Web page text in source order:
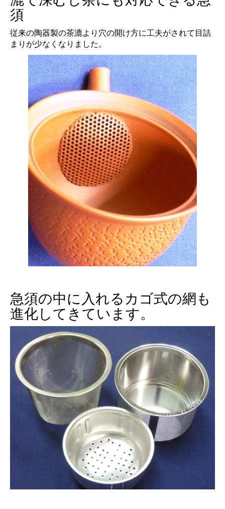
須
従来の陶器製の茶漉より穴の開け方に工夫がされて目詰
まりが少なくなりました。
急須の中に入れるカゴ式の網も
進化してきています。